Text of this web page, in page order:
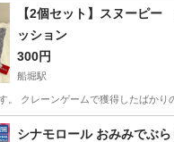
東大島駅 その他
【2個セット】スヌーピ
ッション
300円
船堀駅
。 クレーンゲームで獲得したばかり
区 その他
シナモロール おみみでぶ